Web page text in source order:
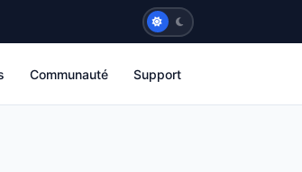
Communauté Support